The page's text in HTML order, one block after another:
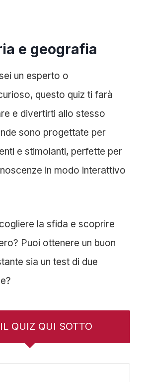
e geografia
un esperto o
questo quiz ti farà
e divertirti allo stesso
sono progettate per
e stimolanti, perfette per
in modo interattivo
la sfida e scoprire
Puoi ottenere un buon
sia un test di due
QUIZ QUI SOTTO